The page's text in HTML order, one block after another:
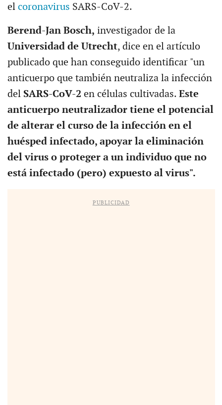
el coronavirus SARS-CoV-2.
Berend-Jan Bosch, investigador de la
Universidad de Utrecht, dice en el artículo
publicado que han conseguido identificar "un
anticuerpo que también neutraliza la infección
del SARS-CoV-2 en células cultivadas. Este
anticuerpo neutralizador tiene el potencial
de alterar el curso de la infección en el
huésped infectado, apoyar la eliminación
del virus o proteger a un individuo que no
está infectado (pero) expuesto al virus".
PUBLICIDAD